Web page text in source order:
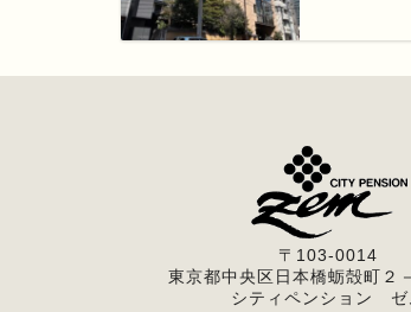
〒103-0014
東京都中央区日本橋蛎殻町２
シティペンション ゼ